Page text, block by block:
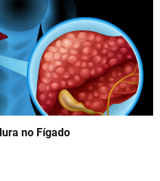
no Fígado